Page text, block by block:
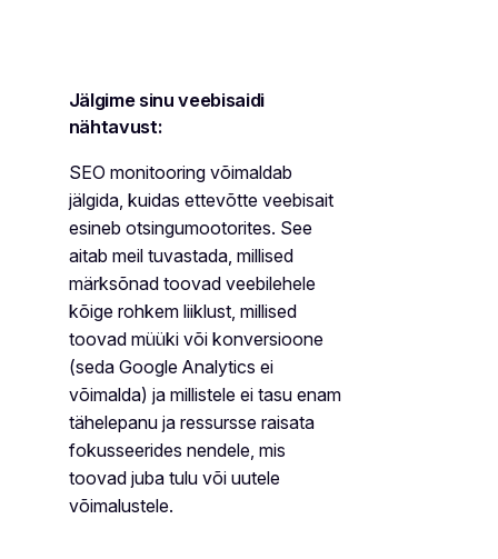
Jälgime sinu veebisaidi
nähtavust:
SEO monitooring võimaldab
jälgida, kuidas ettevõtte veebisait
esineb otsingumootorites. See
aitab meil tuvastada, millised
märksõnad toovad veebilehele
kõige rohkem liiklust, millised
toovad müüki või konversioone
(seda Google Analytics ei
võimalda) ja millistele ei tasu enam
tähelepanu ja ressursse raisata
fokusseerides nendele, mis
toovad juba tulu või uutele
võimalustele.